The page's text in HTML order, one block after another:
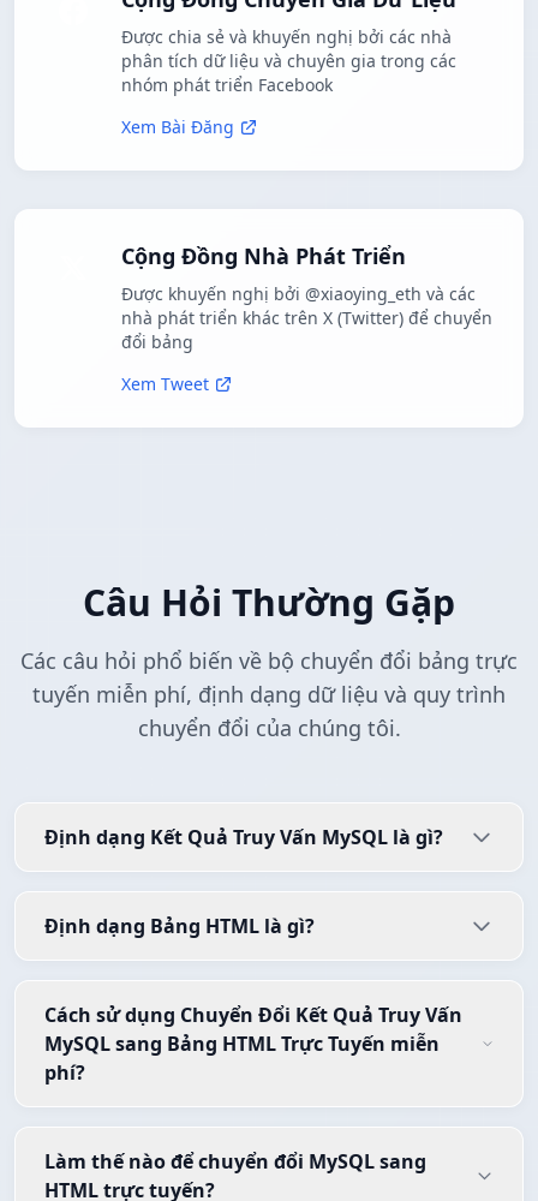
Được chia sẻ và khuyến nghị bởi các nhà
phân tích dữ liệu và chuyên gia trong các
nhóm phát triển Facebook
Xem Bài Đăng
Cộng Đồng Nhà Phát Triển
Được khuyến nghị bởi @xiaoying_eth và các
nhà phát triển khác trên X (Twitter) để chuyển
đổi bảng
Xem Tweet
Câu Hỏi Thường Gặp
Các câu hỏi phổ biến về bộ chuyển đổi bảng trực
tuyến miễn phí, định dạng dữ liệu và quy trình
chuyển đổi của chúng tôi.
Định dạng Kết Quả Truy Vấn MySQL là gì?
Định dạng Bảng HTML là gì?
Cách sử dụng Chuyển Đổi Kết Quả Truy Vấn
MySQL sang Bảng HTML Trực Tuyến miễn
phí?
Làm thế nào để chuyển đổi MySQL sang
HTML trực tuyến?